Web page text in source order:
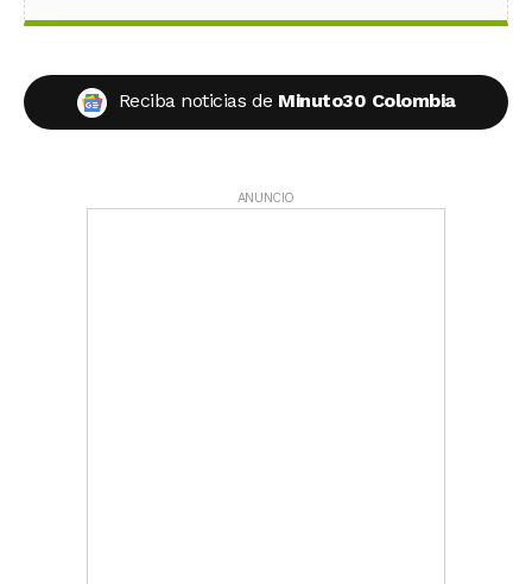
Reciba noticias de Minuto30 Colombia
ANUNCIO